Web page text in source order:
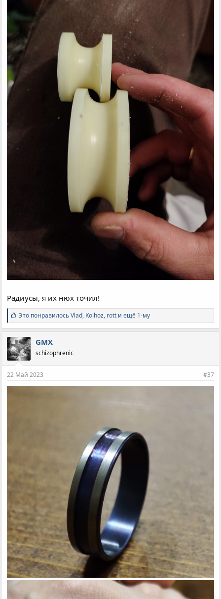
Радиусы, я их нюх точил!
С
и
м
п
а
т
и
:
Это понравилосьVlad, Kolhoz, rott и ещё 1-му
GMX
schizophrenic
22 Май 2023 #37